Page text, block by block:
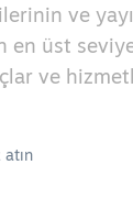
ve
en üst
ve